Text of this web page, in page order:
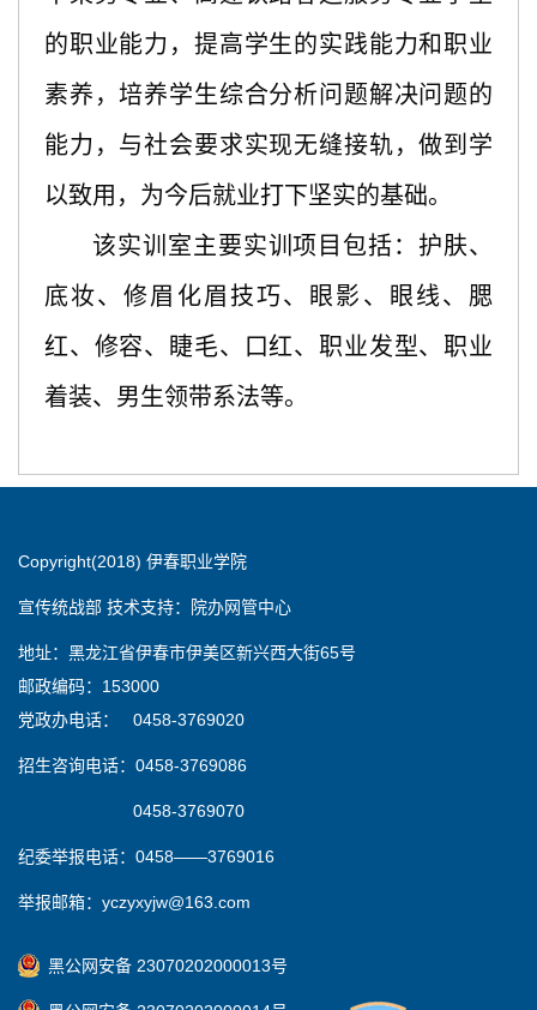
的职业能力，提高学生的实践能力和职业
素养，培养学生综合分析问题解决问题的
能力，与社会要求实现无缝接轨，做到学
以致用，为今后就业打下坚实的基础。
该实训室主要实训项目包括：护肤、
底妆、修眉化眉技巧、眼影、眼线、腮
红、修容、睫毛、口红、职业发型、职业
着装、男生领带系法等。
Copyright(2018) 伊春职业学院
宣传统战部 技术支持：院办网管中心
地址：黑龙江省伊春市伊美区新兴西大街65号
邮政编码：153000
党政办电话： 0458-3769020
招生咨询电话：0458-3769086
0458-3769070
纪委举报电话：0458——3769016
举报邮箱：yczyxyjw@163.com
黑公网安备 23070202000013号